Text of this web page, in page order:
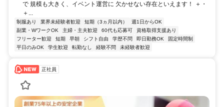
で 規模も大きく、イベント運営に 欠かせない存在といえます！ ＋・
＋...
制服あり 業界未経験者歓迎 短期（3ヵ月以内）
週1日からOK
副業・WワークOK
主婦・主夫歓迎 60代も応募可
資格取得支援あり
フリーター歓迎
短期 早朝 シフト自由 学歴不問 即日勤務OK
固定時間制
平日のみOK
学生歓迎 転勤なし 経験不問 未経験者歓迎
正社員